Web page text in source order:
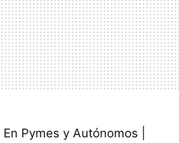
En Pymes y Autónomos |